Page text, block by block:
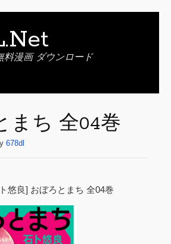
料漫画 ダウンロード
まち 全04巻
678dl
悠良] おぼろとまち 全04巻